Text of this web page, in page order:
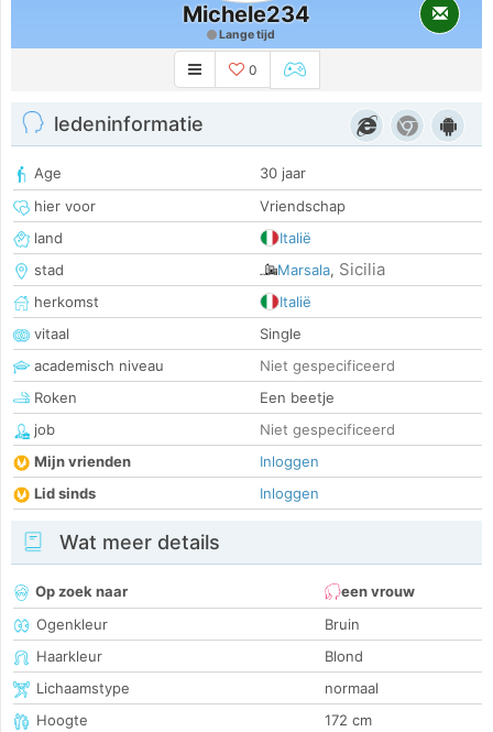
Michele234
Lange tijd
0
ledeninformatie
Age
30 jaar
hier voor
Vriendschap
land
Italië
stad
Marsala, Sicilia
herkomst
Italië
vitaal
Single
academisch niveau
Niet gespecificeerd
Roken
Een beetje
job
Niet gespecificeerd
Mijn vrienden
Inloggen
Lid sinds
Inloggen
Wat meer details
Op zoek naar
een vrouw
Ogenkleur
Bruin
Haarkleur
Blond
Lichaamstype
normaal
Hoogte
172 cm